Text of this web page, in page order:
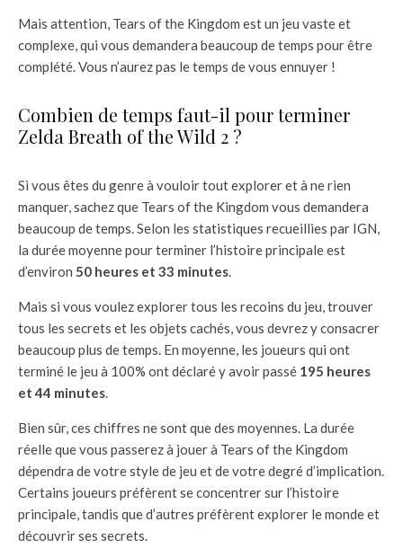
Mais attention, Tears of the Kingdom est un jeu vaste et
complexe, qui vous demandera beaucoup de temps pour être
complété. Vous n’aurez pas le temps de vous ennuyer !
Combien de temps faut-il pour terminer
Zelda Breath of the Wild 2 ?
Si vous êtes du genre à vouloir tout explorer et à ne rien
manquer, sachez que Tears of the Kingdom vous demandera
beaucoup de temps. Selon les statistiques recueillies par IGN,
la durée moyenne pour terminer l’histoire principale est
d’environ 50 heures et 33 minutes.
Mais si vous voulez explorer tous les recoins du jeu, trouver
tous les secrets et les objets cachés, vous devrez y consacrer
beaucoup plus de temps. En moyenne, les joueurs qui ont
terminé le jeu à 100% ont déclaré y avoir passé 195 heures
et 44 minutes.
Bien sûr, ces chiffres ne sont que des moyennes. La durée
réelle que vous passerez à jouer à Tears of the Kingdom
dépendra de votre style de jeu et de votre degré d’implication.
Certains joueurs préfèrent se concentrer sur l’histoire
principale, tandis que d’autres préfèrent explorer le monde et
découvrir ses secrets.